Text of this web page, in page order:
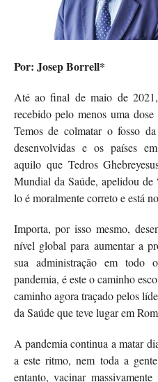
Por: Josep Borrell*
Até ao final de maio de
recebido pelo menos uma
Temos de colmatar o fosso
desenvolvidas e os países
aquilo que Tedros
Mundial da Saúde, apelidou de
lo é moralmente correto e está
Importa, por isso mesmo,
nível global para aumentar a
sua administração em
pandemia, é este o caminho
caminho agora traçado pelos
da Saúde que teve lugar em
A pandemia continua a matar
a este ritmo, nem toda a
entanto, vacinar